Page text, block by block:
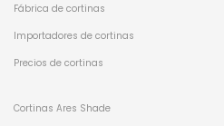
Fábrica de cortinas
Importadores de cortinas
Precios de cortinas
Cortinas Ares Shade